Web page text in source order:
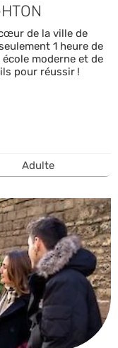
de la ville de
1 heure de
moderne et de
pour réussir !
Adulte